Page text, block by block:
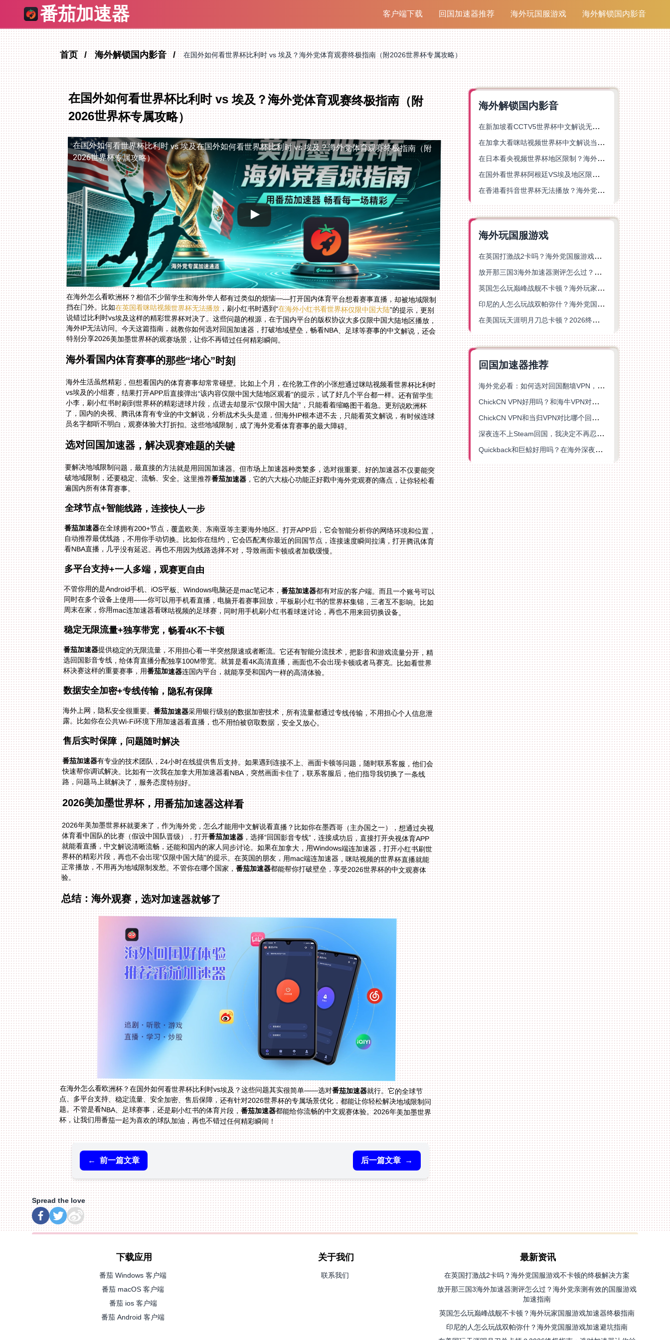
番茄加速器 客户端下载 回国加速器推荐 海外玩国服游戏 海外解锁国内影音
首页 海外解锁国内影音 在国外如何看世界杯比利时 vs 埃及？海外党体育观赛终极指南（附2026世界杯专属攻略）
在国外如何看世界杯比利时 vs 埃及？海外党体育观赛终极指南（附
2026世界杯专属攻略）
在国外如何看世界杯比利时 vs 埃及在国外如何看世界杯比利时 vs 埃及？海外党体育观赛终极指南（附
2026世界杯专属攻略）
在海外怎么看欧洲杯？相信不少留学生和海外华人都有过类似的烦恼——打开国内体育平台想看赛事直播，却被地域限制
挡在门外。比如在英国看咪咕视频世界杯无法播放，刷小红书时遇到“在海外小红书看世界杯仅限中国大陆”的提示，更别
说错过比利时vs埃及这样的精彩世界杯对决了。这些问题的根源，在于国内平台的版权协议大多仅限中国大陆地区播放，
海外IP无法访问。今天这篇指南，就教你如何选对回国加速器，打破地域壁垒，畅看NBA、足球等赛事的中文解说，还会
特别分享2026美加墨世界杯的观赛场景，让你不再错过任何精彩瞬间。
海外看国内体育赛事的那些“堵心”时刻
海外生活虽然精彩，但想看国内的体育赛事却常常碰壁。比如上个月，在伦敦工作的小张想通过咪咕视频看世界杯比利时
vs埃及的小组赛，结果打开APP后直接弹出“该内容仅限中国大陆地区观看”的提示，试了好几个平台都一样。还有留学生
小李，刷小红书时刷到世界杯的精彩进球片段，点进去却显示“仅限中国大陆”，只能看着缩略图干着急。更别说欧洲杯
了，国内的央视、腾讯体育有专业的中文解说，分析战术头头是道，但海外IP根本进不去，只能看英文解说，有时候连球
员名字都听不明白，观赛体验大打折扣。这些地域限制，成了海外党看体育赛事的最大障碍。
选对回国加速器，解决观赛难题的关键
要解决地域限制问题，最直接的方法就是用回国加速器。但市场上加速器种类繁多，选对很重要。好的加速器不仅要能突
破地域限制，还要稳定、流畅、安全。这里推荐番茄加速器，它的六大核心功能正好戳中海外党观赛的痛点，让你轻松看
遍国内所有体育赛事。
全球节点+智能线路，连接快人一步
番茄加速器在全球拥有200+节点，覆盖欧美、东南亚等主要海外地区。打开APP后，它会智能分析你的网络环境和位置，
自动推荐最优线路，不用你手动切换。比如你在纽约，它会匹配离你最近的回国节点，连接速度瞬间拉满，打开腾讯体育
看NBA直播，几乎没有延迟。再也不用因为线路选择不对，导致画面卡顿或者加载缓慢。
多平台支持+一人多端，观赛更自由
不管你用的是Android手机、iOS平板、Windows电脑还是mac笔记本，番茄加速器都有对应的客户端。而且一个账号可以
同时在多个设备上使用——你可以用手机看直播，电脑开着赛事回放，平板刷小红书的世界杯集锦，三者互不影响。比如
周末在家，你用mac连加速器看咪咕视频的足球赛，同时用手机刷小红书看球迷讨论，再也不用来回切换设备。
稳定无限流量+独享带宽，畅看4K不卡顿
番茄加速器提供稳定的无限流量，不用担心看一半突然限速或者断流。它还有智能分流技术，把影音和游戏流量分开，精
选回国影音专线，给体育直播分配独享100M带宽。就算是看4K高清直播，画面也不会出现卡顿或者马赛克。比如看世界
杯决赛这样的重要赛事，用番茄加速器连国内平台，就能享受和国内一样的高清体验。
数据安全加密+专线传输，隐私有保障
海外上网，隐私安全很重要。番茄加速器采用银行级别的数据加密技术，所有流量都通过专线传输，不用担心个人信息泄
露。比如你在公共Wi-Fi环境下用加速器看直播，也不用怕被窃取数据，安全又放心。
售后实时保障，问题随时解决
番茄加速器有专业的技术团队，24小时在线提供售后支持。如果遇到连接不上、画面卡顿等问题，随时联系客服，他们会
快速帮你调试解决。比如有一次我在加拿大用加速器看NBA，突然画面卡住了，联系客服后，他们指导我切换了一条线
路，问题马上就解决了，服务态度特别好。
2026美加墨世界杯，用番茄加速器这样看
2026年美加墨世界杯就要来了，作为海外党，怎么才能用中文解说看直播？比如你在墨西哥（主办国之一），想通过央视
体育看中国队的比赛（假设中国队晋级），打开番茄加速器，选择“回国影音专线”，连接成功后，直接打开央视体育APP
就能看直播，中文解说清晰流畅，还能和国内的家人同步讨论。如果在加拿大，用Windows端连加速器，打开小红书刷世
界杯的精彩片段，再也不会出现“仅限中国大陆”的提示。在英国的朋友，用mac端连加速器，咪咕视频的世界杯直播就能
正常播放，不用再为地域限制发愁。不管你在哪个国家，番茄加速器都能帮你打破壁垒，享受2026世界杯的中文观赛体
验。
总结：海外观赛，选对加速器就够了
在海外怎么看欧洲杯？在国外如何看世界杯比利时vs埃及？这些问题其实很简单——选对番茄加速器就行。它的全球节
点、多平台支持、稳定流量、安全加密、售后保障，还有针对2026世界杯的专属场景优化，都能让你轻松解决地域限制问
题。不管是看NBA、足球赛事，还是刷小红书的体育片段，番茄加速器都能给你流畅的中文观赛体验。2026年美加墨世界
杯，让我们用番茄一起为喜欢的球队加油，再也不错过任何精彩瞬间！
← 前一篇文章 后一篇文章 →
海外解锁国内影音
在新加坡看CCTV5世界杯中文解说无法播放？这篇指南帮你解锁海外体育直播自由
在加拿大看咪咕视频世界杯中文解说当前地区不可播放？这篇指南帮你一键解决
在日本看央视频世界杯地区限制？海外党体育赛事观看终极指南
在国外看世界杯阿根廷VS埃及地区限制？这篇指南帮你搞定中文直播+解说
在香港看抖音世界杯无法播放？海外党体育赛事中文直播终极指南
海外玩国服游戏
在英国打激战2卡吗？海外党国服游戏不卡顿的终极解决方案
放开那三国3海外加速器测评怎么过？海外党亲测有效的国服游戏加速指南
英国怎么玩巅峰战舰不卡顿？海外玩家国服游戏加速器终极指南
印尼的人怎么玩战双帕弥什？海外党国服游戏加速避坑指南
在美国玩天涯明月刀总卡顿？2026终极指南：选对加速器让你丝滑连招
回国加速器推荐
海外党必看：如何选对回国翻墙VPN，无缝解锁国内资源？
ChickCN VPN好用吗？和海牛VPN对比哪个回国效果更好？
ChickCN VPN和当归VPN对比哪个回国效果更好？海外党亲测后选了它
深夜连不上Steam回国，我决定不再忍受这数字鸿沟
Quickback和巨鲸好用吗？在海外深夜想刷B站、追爱奇艺的你，或许正需要这份答案
Spread the love
下载应用
番茄 Windows 客户端
番茄 macOS 客户端
番茄 ios 客户端
番茄 Android 客户端
关于我们
联系我们
最新资讯
在英国打激战2卡吗？海外党国服游戏不卡顿的终极解决方案
放开那三国3海外加速器测评怎么过？海外党亲测有效的国服游戏
加速指南
英国怎么玩巅峰战舰不卡顿？海外玩家国服游戏加速器终极指南
印尼的人怎么玩战双帕弥什？海外党国服游戏加速避坑指南